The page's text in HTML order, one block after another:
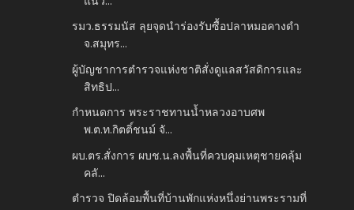
รมว.ธรรมนัส ลุยจุดนำร่องรับซื้อปลาหมอคางดำ
จ.สมุทร...
ผู้บัญชาการตำรวจแห่งชาติสั่งดูแลสวัสดิการและ
สิทธิป...
กำหนดการ พระราชทานน้ำหลวงอาบศพ
พ.ต.ท.กิตติ์ชนม์ จั...
ผบ.ตร.สั่งการ ผบช.น.ลงพื้นที่ควบคุมเหตุชายคลุ้ม
คลั...
ตำรวจ ปิดล้อมพื้นที่บ้านพักแห่งหนึ่งย่านพระรามที่